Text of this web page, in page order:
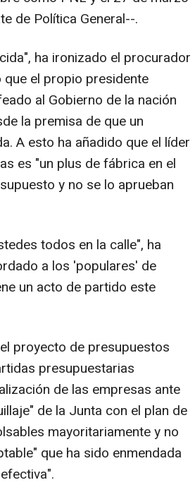
de Política General--.
ha ironizado el procurador
el propio presidente
al Gobierno de la nación
la premisa de que un
A esto ha añadido que el líder
es "un plus de fábrica en el
y no se lo aprueban
todos en la calle", ha
a los 'populares' de
un acto de partido este
proyecto de presupuestos
presupuestarias
de las empresas ante
de la Junta con el plan de
mayoritariamente y no
que ha sido enmendada